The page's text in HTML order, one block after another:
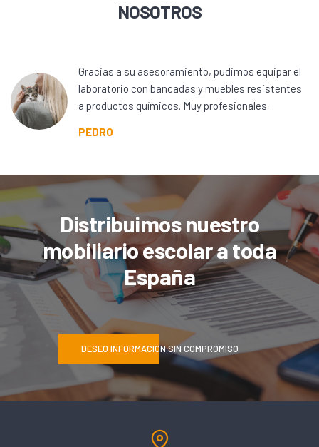
NOSOTROS
Gracias a su asesoramiento, pudimos equipar el
laboratorio con bancadas y muebles resistentes
a productos químicos. Muy profesionales.
PEDRO
Distribuimos nuestro
mobiliario escolar a toda
España
DESEO INFORMACIÓN SIN COMPROMISO